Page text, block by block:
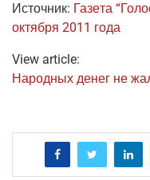
Источ­ник: Газе­та
октяб­ря 2011 года
View article:
Народ­ных денег не